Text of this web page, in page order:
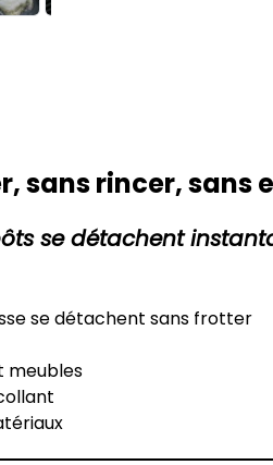
sans rincer, sans
se détachent
se détachent sans frotter
meubles